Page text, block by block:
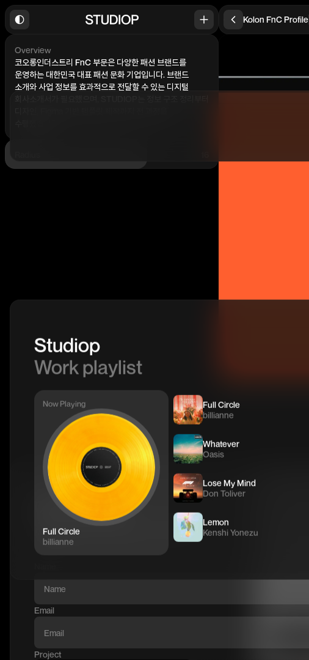
Overview
코오롱인더스트리 FnC 부문은 다양한 패션 브랜드를
운영하는 대한민국 대표 패션 문화 기업입니다. 브랜드
소개와 사업 정보를 효과적으로 전달할 수 있는 디지털
어떤 문제를
해결하고 싶으신가요?
Email
Project
Studiop
Work playlist
Now Playing
Full Circle
billianne
Full Circle
billianne
Whatever
Oasis
Lose My Mind
Don Toliver
Lemon
Kenshi Yonezu
Kolon FnC Profile